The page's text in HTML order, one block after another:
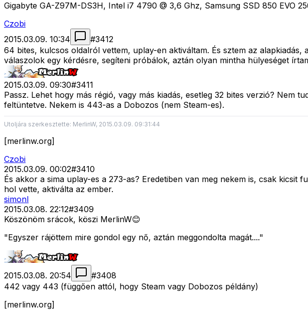
Gigabyte GA-Z97M-DS3H, Intel i7 4790 @ 3,6 Ghz, Samsung SSD 850 EVO
Czobi
2015.03.09. 10:34
#3412
64 bites, kulcsos oldalról vettem, uplay-en aktiváltam. És sztem az
válaszolok egy kérdésre, segíteni próbálok, aztán olyan mintha hülyeséget
2015.03.09. 09:30#3411
Passz. Lehet hogy más régió, vagy más kiadás, esetleg 32 bites verzió?
feltüntetve. Nekem is 443-as a Dobozos (nem Steam-es).
Utoljára szerkesztette: MerlinW, 2015.03.09. 09:31:44
[merlinw.org]
Czobi
2015.03.09. 00:02#3410
És akkor a sima uplay-es a 273-as? Eredetiben van meg nekem is, csak
hol vette, aktiválta az ember.
simonl
2015.03.08. 22:12#3409
Köszönöm srácok, köszi MerlinW😊
"Egyszer rájöttem mire gondol egy nő, aztán meggondolta magát...."
2015.03.08. 20:54 #3408
442 vagy 443 (függően attól, hogy Steam vagy Dobozos példány)
[merlinw.org]